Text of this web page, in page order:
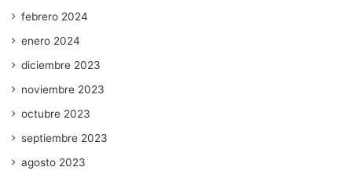
febrero 2024
enero 2024
diciembre 2023
noviembre 2023
octubre 2023
septiembre 2023
agosto 2023